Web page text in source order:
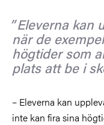
Eleverna kan
när de
högtider som
plats att be i
– Eleverna kan
inte kan fira sina